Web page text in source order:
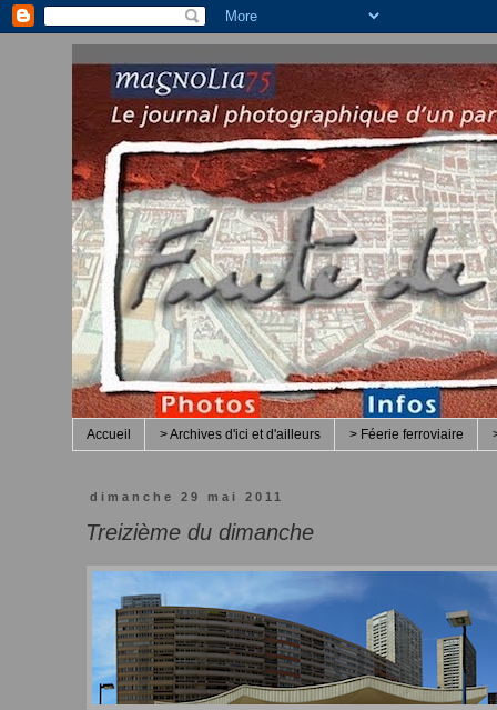
Accueil > Archives d'ici et d'ailleurs > Féerie ferroviaire
dimanche 29 mai 2011
Treizième du dimanche